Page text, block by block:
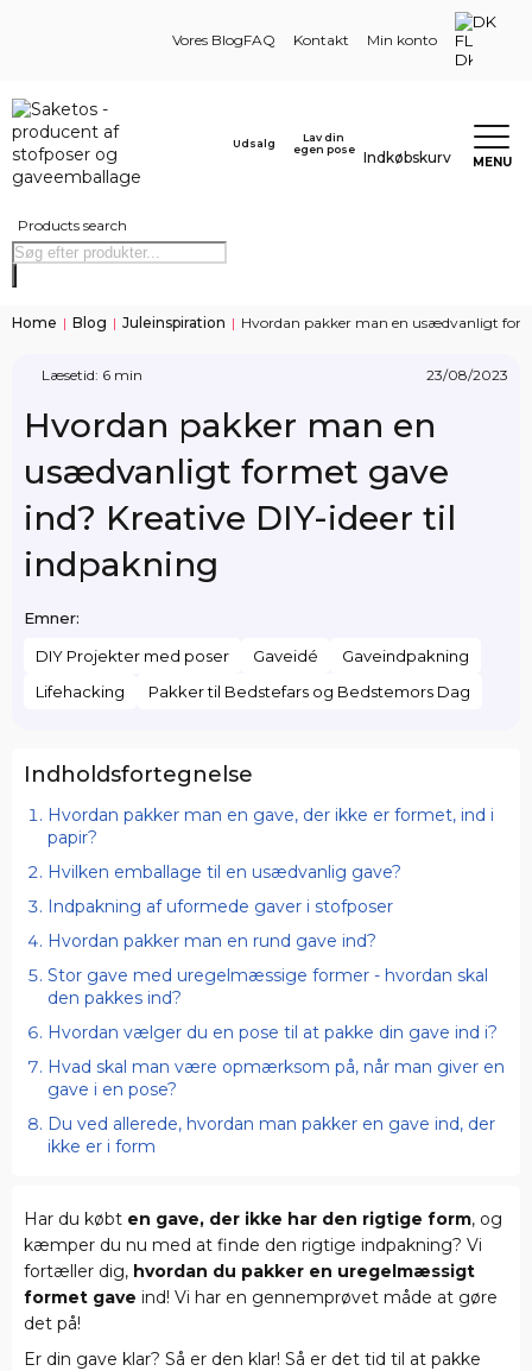
Vores BlogFAQ Kontakt Min konto
DK
Products search
Udsalg
Lav din
egen pose
Indkøbskurv MENU
Home | Blog | Juleinspiration | Hvordan pakker man en usædvanligt
Læsetid: 6 min 23/08/2023
Hvordan pakker man en
usædvanligt formet gave
ind? Kreative DIY-ideer til
indpakning
Emner:
DIY Projekter med poser Gaveidé
Gaveindpakning
Lifehacking
Pakker til Bedstefars og Bedstemors Dag
Indholdsfortegnelse
Hvordan pakker man en gave, der ikke er formet, ind i
papir?
Hvilken emballage til en usædvanlig gave?
Indpakning af uformede gaver i stofposer
Hvordan pakker man en rund gave ind?
Stor gave med uregelmæssige former - hvordan skal
den pakkes ind?
Hvordan vælger du en pose til at pakke din gave ind i?
Hvad skal man være opmærksom på, når man giver en
gave i en pose?
Du ved allerede, hvordan man pakker en gave ind, der
ikke er i form
Har du købt en gave, der ikke har den rigtige form, og
kæmper du nu med at finde den rigtige indpakning? Vi
fortæller dig, hvordan du pakker en uregelmæssigt
formet gave ind! Vi har en gennemprøvet måde at gøre
det på!
Er din gave klar? Så er den klar! Så er det tid til at pakke